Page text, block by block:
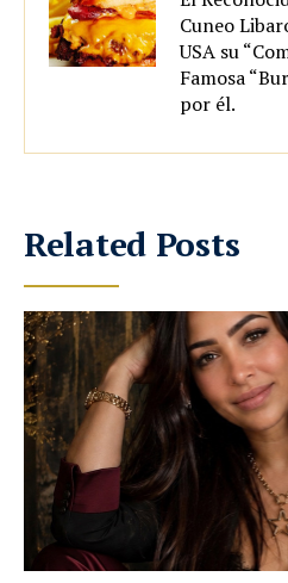
Cuneo
USA su
Famosa
por él.
Related Posts